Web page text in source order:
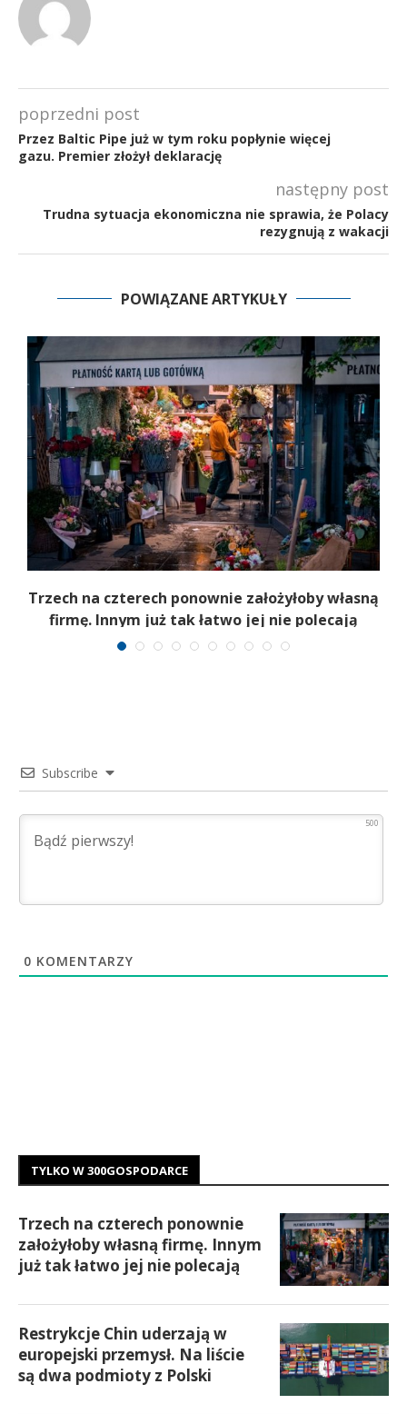
poprzedni post
Przez Baltic Pipe już w tym roku popłynie więcej
gazu. Premier złożył deklarację
następny post
Trudna sytuacja ekonomiczna nie sprawia, że Polacy
rezygnują z wakacji
POWIĄZANE ARTYKUŁY
Trzech na czterech ponownie założyłoby własną
firmę. Innym już tak łatwo jej nie polecają
Subscribe
500
0 KOMENTARZY
TYLKO W 300GOSPODARCE
Trzech na czterech ponownie
założyłoby własną firmę. Innym
już tak łatwo jej nie polecają
Restrykcje Chin uderzają w
europejski przemysł. Na liście
są dwa podmioty z Polski